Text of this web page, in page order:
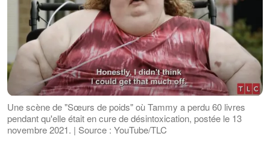
Une scène de "Sœurs de poids" où Tammy a perdu 60 livres
pendant qu'elle était en cure de désintoxication, postée le 13
novembre 2021. | Source : YouTube/TLC